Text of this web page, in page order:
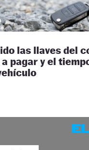
las llaves del
pagar y el